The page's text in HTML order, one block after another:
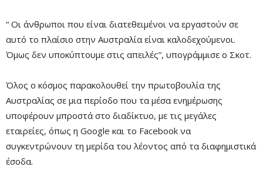
“ Οι άνθρωποι που είναι διατεθειμένοι να εργαστούν σε
αυτό το πλαίσιο στην Αυστραλία είναι καλοδεχούμενοι.
Όμως δεν υποκύπτουμε στις απειλές”, υπογράμμισε ο Σκοτ.
Όλος ο κόσμος παρακολουθεί την πρωτοβουλία της
Αυστραλίας σε μια περίοδο που τα μέσα ενημέρωσης
υποφέρουν μπροστά στο διαδίκτυο, με τις μεγάλες
εταιρείες, όπως η Google και το Facebook να
συγκεντρώνουν τη μερίδα του λέοντος από τα διαφημιστικά
έσοδα.